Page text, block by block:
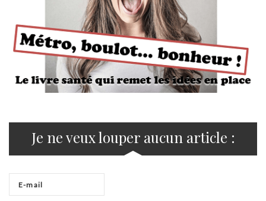
Je ne veux louper aucun article :